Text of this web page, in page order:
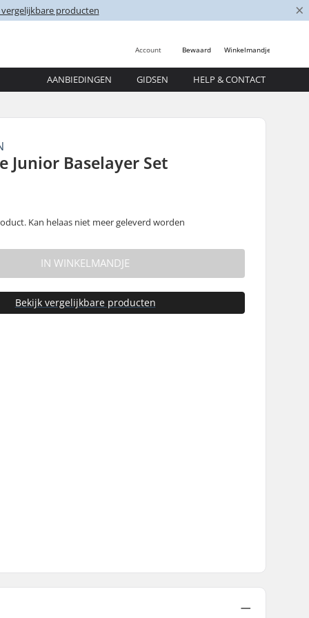
vergelijkbare producten ×
Winkelmandje
Bewaard
Account
AANBIEDINGEN GIDSEN HELP & CONTACT
Junior Baselayer Set
Kan helaas niet meer geleverd worden
IN WINKELMANDJE
Bekijk vergelijkbare producten